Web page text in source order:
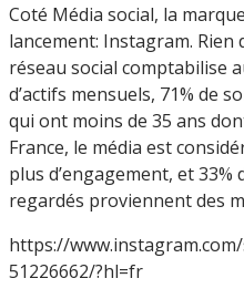
Coté Média social, la
lancement: Instagram. Rien
réseau social comptabilise
d’actifs mensuels, 71% de
qui ont moins de 35 ans
France, le média est
plus d’engagement, et
regardés proviennent des
https://
51226662/?hl=fr